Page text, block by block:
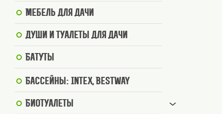
Мебель для дачи
Души и туалеты для дачи
Батуты
Бассейны: Intex, BestWay
Биотуалеты